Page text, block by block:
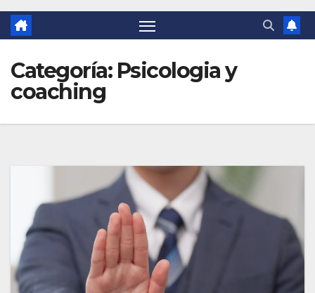
Categoría: Psicologia y
coaching